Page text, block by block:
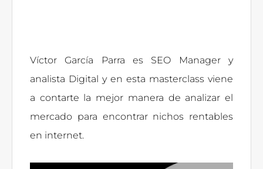
Víctor García Parra es SEO Manager y
analista Digital y en esta masterclass viene
a contarte la mejor manera de analizar el
mercado para encontrar nichos rentables
en internet.